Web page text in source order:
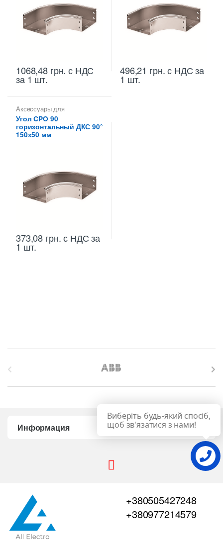
1068,48 грн. с НДС
за 1 шт.
496,21 грн.с НДС за
1 шт.
Аксессуары для
металлических лотков
для цельных,
перфорированных лотков
Угол CPO 90
горизонтальный ДКС 90°
150х50 мм
373,08 грн.с НДС за
1 шт.
Информация
+380505427248
+380977214579
Виберіть будь-який спосіб,
щоб зв'язатися з нами!